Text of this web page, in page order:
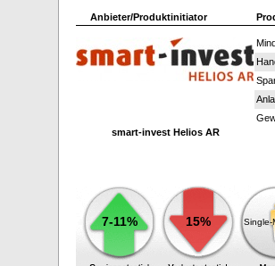
Anbieter/Produktinitiator
smart-invest Helios AR
7-11% 15% Single-